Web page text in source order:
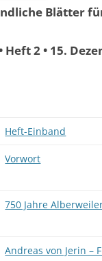
Blätter
Heft 2 • 15.
Heft-Einband
Vorwort
750 Jahre
Andreas von Jerin –